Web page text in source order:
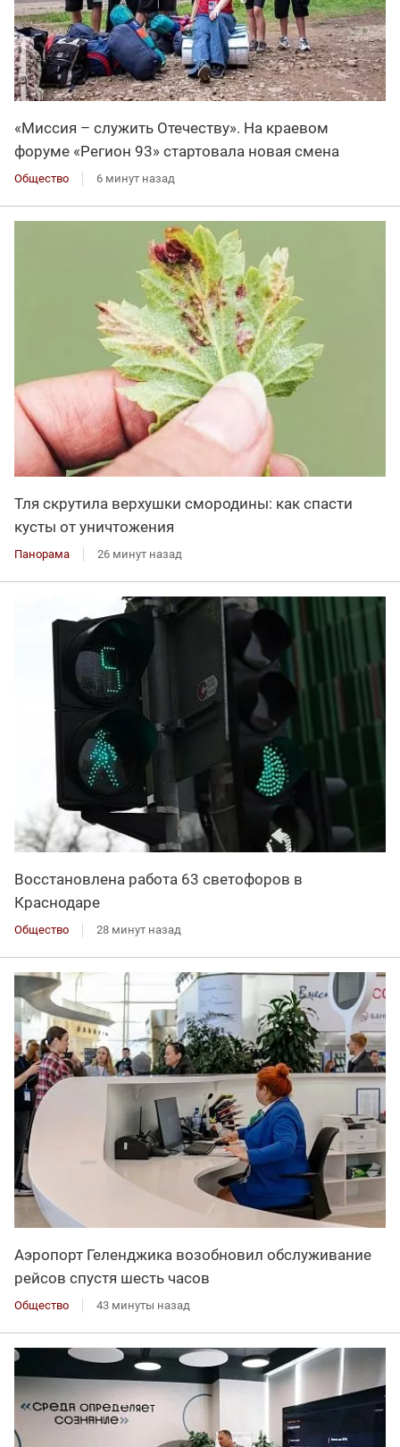
«Миссия – служить Отечеству». На краевом
форуме «Регион 93» стартовала новая смена
Общество 6 минут назад
Тля скрутила верхушки смородины: как спасти
кусты от уничтожения
Панорама 26 минут назад
Восстановлена работа 63 светофоров в
Краснодаре
Общество 28 минут назад
Аэропорт Геленджика возобновил обслуживание
рейсов спустя шесть часов
Общество 43 минуты назад